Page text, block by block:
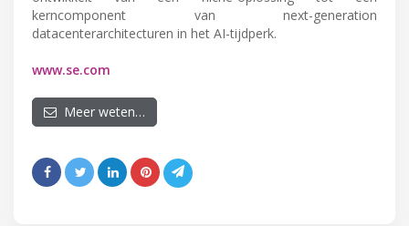
kerncomponent van next-generation
datacenterarchitecturen in het AI-tijdperk.
www.se.com
Meer weten…